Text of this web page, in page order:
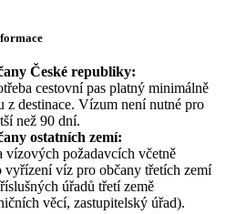
České republiky:
cestovní pas platný minimálně
z destinace. Vízum není nutné pro
než 90 dní.
ostatních zemí:
vízových požadavcích včetně
víz pro občany třetích zemí
úřadů třetí země
věcí, zastupitelský úřad).